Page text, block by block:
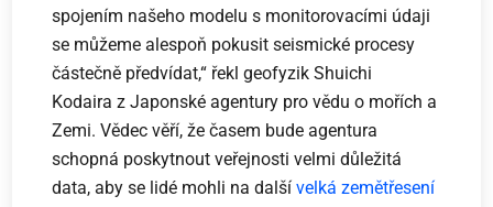
spojením našeho modelu s monitorovacími údaji
se můžeme alespoň pokusit seismické procesy
částečně předvídat,“ řekl geofyzik Shuichi
Kodaira z Japonské agentury pro vědu o mořích a
Zemi. Vědec věří, že časem bude agentura
schopná poskytnout veřejnosti velmi důležitá
data, aby se lidé mohli na dalšívelká zemětřesení